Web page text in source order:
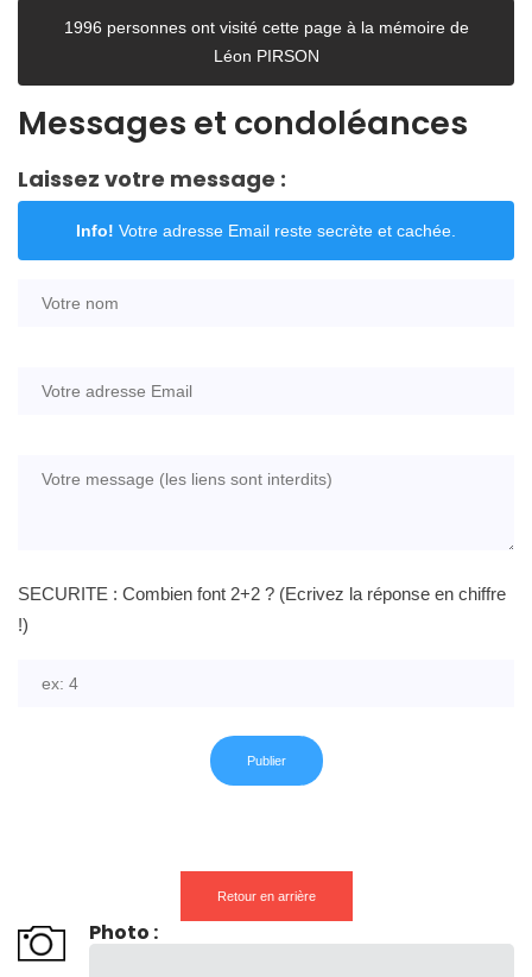
1996 personnes ont visité cette page à la mémoire de
Léon PIRSON
Messages et condoléances
Laissez votre message :
Info! Votre adresse Email reste secrète et cachée.
SECURITE : Combien font 2+2 ? (Ecrivez la réponse en chiffre
!)
Retour en arrière
Photo :